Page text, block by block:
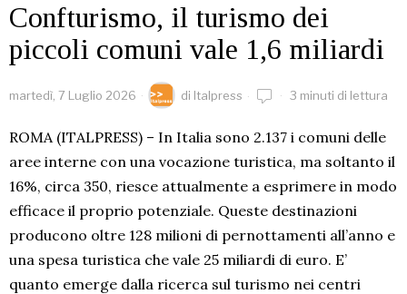
Confturismo, il turismo dei
piccoli comuni vale 1,6 miliardi
martedì, 7 Luglio 2026 di Italpress 3 minuti di lettura
ROMA (ITALPRESS) – In Italia sono 2.137 i comuni delle
aree interne con una vocazione turistica, ma soltanto il
16%, circa 350, riesce attualmente a esprimere in modo
efficace il proprio potenziale. Queste destinazioni
producono oltre 128 milioni di pernottamenti all’anno e
una spesa turistica che vale 25 miliardi di euro. E’
quanto emerge dalla ricerca sul turismo nei centri